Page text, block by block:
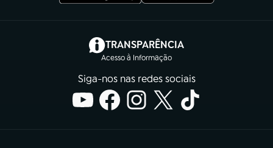
TRANSPARÊNCIA
Acesso à Informação
(abre em nova aba)
Siga-nos nas redes sociais